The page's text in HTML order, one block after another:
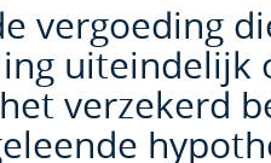
vergoeding
uiteindelijk
verzekerd